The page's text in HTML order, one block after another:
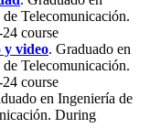
Telecomunicación.
course
y video. Graduado en
Telecomunicación.
course
en Ingeniería de
During